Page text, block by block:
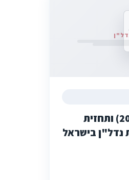
מחירים עדכניים (2025) ותחזית
נדל"ן בישראל